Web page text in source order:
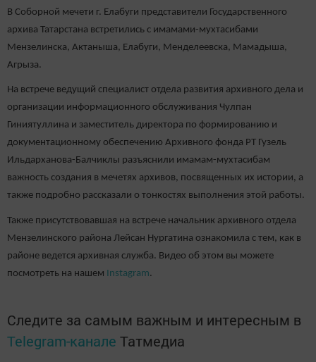
В Соборной мечети г. Елабуги представители Государственного
архива Татарстана встретились с имамами-мухтасибами
Мензелинска, Актаныша, Елабуги, Менделеевска, Мамадыша,
Агрыза.
На встрече ведущий специалист отдела развития архивного дела и
организации информационного обслуживания Чулпан
Гиниятуллина и заместитель директора по формированию и
документационному обеспечению Архивного фонда РТ Гузель
Ильдарханова-Балчиклы разъяснили имамам-мухтасибам
важность создания в мечетях архивов, посвященных их истории, а
также подробно рассказали о тонкостях выполнения этой работы.
Также присутствовавшая на встрече начальник архивного отдела
Мензелинского района Лейсан Нургатина ознакомила с тем, как в
районе ведется архивная служба. Видео об этом вы можете
посмотреть на нашем Instagram.
Следите за самым важным и интересным в
Telegram-канале Татмедиа